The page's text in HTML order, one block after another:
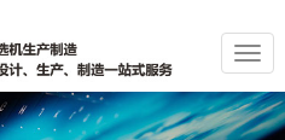
切
换
导
航